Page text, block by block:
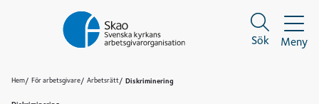
Sök Meny
Hem För arbetsgivare Arbetsrätt Diskriminering